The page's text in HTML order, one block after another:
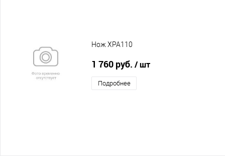
Нож XPA110
1 760 руб. / шт
Подробнее